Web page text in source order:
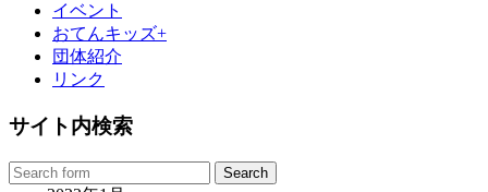
イベント
おてんキッズ+
団体紹介
リンク
サイト内検索